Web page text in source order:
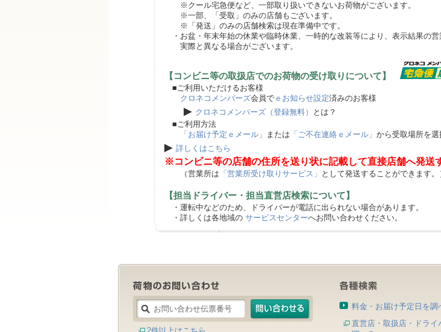
※クール宅急便など、一部取り扱いできないお荷物がございます。
※一部、「受取」のみの店舗もございます。
※「発送」のみの店舗検索は現在準備中です。
・お盆・年末年始の休業や臨時休業、一時的な改装等により、表示結果の
実際と異なる場合がございます。
【コンビニ等の取扱店でのお荷物の受け取りについて】
■ご利用いただけるお客様
クロネコメンバーズ会員で ｅお知らせ設定済みのお客様
▶ クロネコメンバーズ（登録無料）
とは？
■ご利用方法
「お届け予定ｅメール」 または 「ご不在連絡ｅメール」 から受取場所を選
▶ 詳しくはこちら
※コンビニ等の店舗の住所を送り状に記載して直接店舗へ発送
（営業所は 「営業所受け取りサービス」 として発送することができます。
【担当ドライバー・担当直営店検索について】
・運転中などのため、ドライバーが電話に出られない場合があります。
・詳しくは各地域の サービスセンターへお問い合わせください。
料金・お届け予定日を調
直営店・取扱店・ドライ